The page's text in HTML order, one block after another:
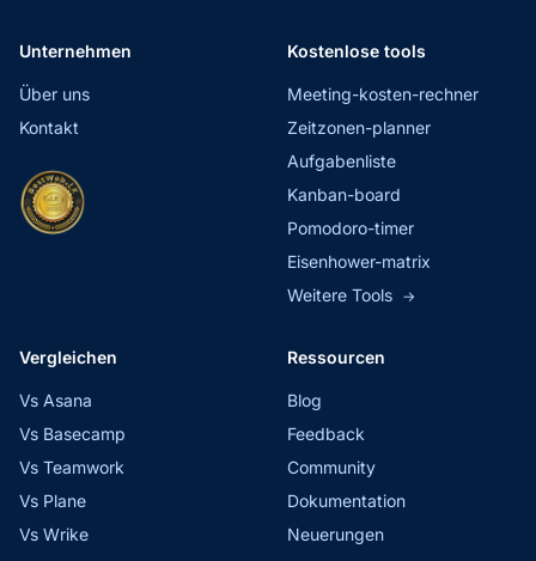
Unternehmen
Über uns
Kontakt
Kostenlose tools
Meeting-kosten-rechner
Zeitzonen-planner
Aufgabenliste
Kanban-board
Pomodoro-timer
Eisenhower-matrix
Weitere Tools →
Vergleichen
Vs Asana
Vs Basecamp
Vs Teamwork
Vs Plane
Vs Wrike
Ressourcen
Blog
Feedback
Community
Dokumentation
Neuerungen